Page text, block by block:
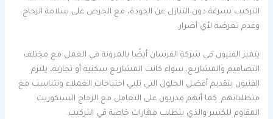
التركيب بسرعة دون التنازل عن الجودة، مع الحرص على سلامة الزجاج
وعدم تعرضه لأي أضرار.
يتميز الفنيون في شركة الفرسان أيضًا بالمرونة في العمل مع مختلف
التصاميم والمشاريع. سواء كانت المشاريع سكنية أو تجارية، يلتزم
الفنيون بتقديم أفضل الحلول التي تلبي احتياجات العملاء وتتناسب مع
متطلباتهم. كما أنهم مدربون على التعامل مع الزجاج السيكوريت
المقاوم للكسر والذي يتطلب مهارات خاصة في التركيب.